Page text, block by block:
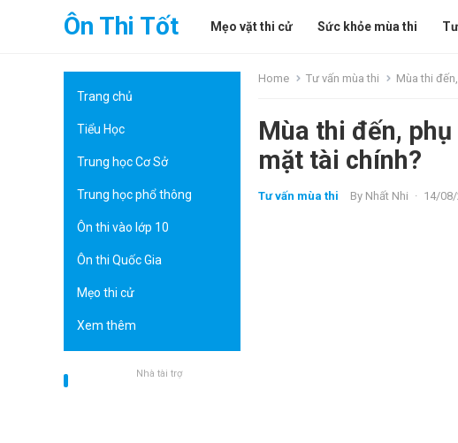
Ôn Thi Tốt Mẹo vặt thi cử Sức khỏe mùa thi
Trang chủ
Tiểu Học
Trung học Cơ Sở
Trung học phổ thông
Ôn thi vào lớp 10
Ôn thi Quốc Gia
Mẹo thi cử
Xem thêm
Nhà tài trợ
Home Tư vấn mùa thi Mùa thi
Mùa thi đến,
mặt tài chính?
Tư vấn mùa thi By Nhất Nhi · 14/